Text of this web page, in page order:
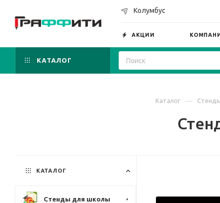
Колумбус
АКЦИИ
КАТАЛОГ
Каталог —
КАТАЛОГ
Стенды для школы